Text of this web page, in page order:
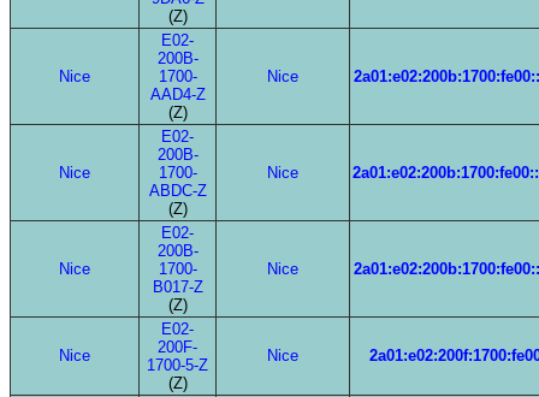
(Z)
Nice
E02-
200B-
1700-
AAD4-Z
(Z)
Nice
Nice
E02-
200B-
1700-
ABDC-Z
(Z)
Nice
Nice
E02-
200B-
1700-
B017-Z
(Z)
Nice
Nice
E02-
200F-
1700-5-Z
(Z)
Nice